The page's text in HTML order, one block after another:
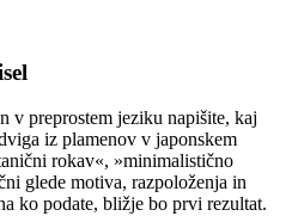
v preprostem jeziku napišite, kaj
iz plamenov v japonskem
rokav«, »minimalistično
glede motiva, razpoloženja in
ko podate, bližje bo prvi rezultat.